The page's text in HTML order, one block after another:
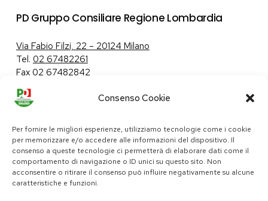
Consenso Cookie
Per fornire le migliori esperienze, utilizziamo tecnologie come i cookie
per memorizzare e/o accedere alle informazioni del dispositivo. Il
consenso a queste tecnologie ci permetterà di elaborare dati come il
comportamento di navigazione o ID unici su questo sito. Non
acconsentire o ritirare il consenso può influire negativamente su alcune
caratteristiche e funzioni.
PD Gruppo Consiliare Regione Lombardia
Via Fabio Filzi, 22 – 20124 Milano
Tel. 02 67482261
Fax 02 67482842
Tutela dei dati personali|Politica sui cookie
pd@consiglio.regione.lombardia.it
ufficiostampa.pd@consiglio.regione.lombardia.it